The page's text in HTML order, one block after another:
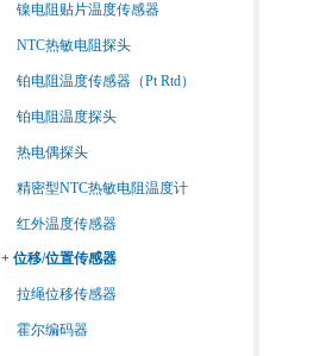
镍电阻贴片温度传感器
NTC热敏电阻探头
铂电阻温度传感器（Pt Rtd）
铂电阻温度探头
热电偶探头
精密型NTC热敏电阻温度计
红外温度传感器
+ 位移/位置传感器
拉绳位移传感器
霍尔编码器